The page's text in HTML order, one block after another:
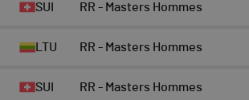
SUI RR - Masters Hommes
LTU RR - Masters Hommes
SUI RR - Masters Hommes